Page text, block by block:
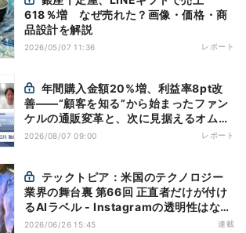
618％増 なぜ売れた？画像・価格・商
品設計を解説
2026/05/07 11:36 レポート
善——“顧客を知る”から始まったファン
ケルの通販変革と、次に見据えるオムニ
チャネル
2026/08/07 09:00 レポート
業界の舞台裏 第66回 正直者だけが付け
るAIラベル - Instagramの透明性はなぜ
逆効果になり得るのか
2026/06/26 15:45 連載